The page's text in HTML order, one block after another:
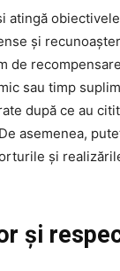
atingă
și
de
sau timp
după ce au
asemenea,
și
și